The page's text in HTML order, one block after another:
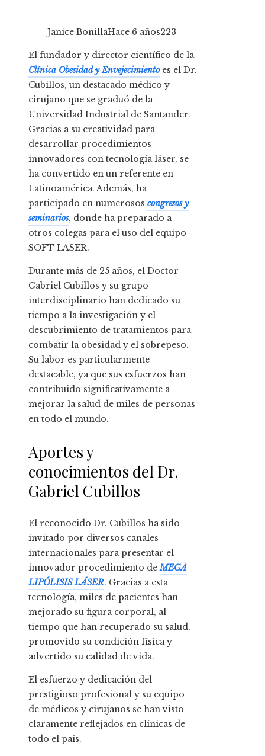
Janice BonillaHace 6 años223
El fundador y director científico de la
Clínica Obesidad y Envejecimientoes el Dr.
Cubillos, un destacado médico y
cirujano que se graduó de la
Universidad Industrial de Santander.
Gracias a su creatividad para
desarrollar procedimientos
innovadores con tecnología láser, se
ha convertido en un referente en
Latinoamérica. Además, ha
participado en numerosos congresos y
seminarios, donde ha preparado a
otros colegas para el uso del equipo
SOFT LASER.
Durante más de 25 años, el Doctor
Gabriel Cubillos y su grupo
interdisciplinario han dedicado su
tiempo a la investigación y el
descubrimiento de tratamientos para
combatir la obesidad y el sobrepeso.
Su labor es particularmente
destacable, ya que sus esfuerzos han
contribuido significativamente a
mejorar la salud de miles de personas
en todo el mundo.
Aportes y
conocimientos del Dr.
Gabriel Cubillos
El reconocido Dr. Cubillos ha sido
invitado por diversos canales
internacionales para presentar el
innovador procedimiento deMEGA
LIPÓLISIS LÁSER. Gracias a esta
tecnología, miles de pacientes han
mejorado su figura corporal, al
tiempo que han recuperado su salud,
promovido su condición física y
advertido su calidad de vida.
El esfuerzo y dedicación del
prestigioso profesional y su equipo
de médicos y cirujanos se han visto
claramente reflejados en clínicas de
todo el país.